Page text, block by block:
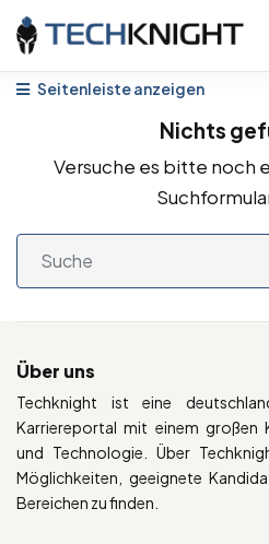
Seitenleiste anzeigen
Nichts
Versuche es bitte noch
Über uns
Techknight ist eine
Karriereportal mit einem großen
und Technologie. Über
Möglichkeiten, geeignete
Bereichen zu finden.